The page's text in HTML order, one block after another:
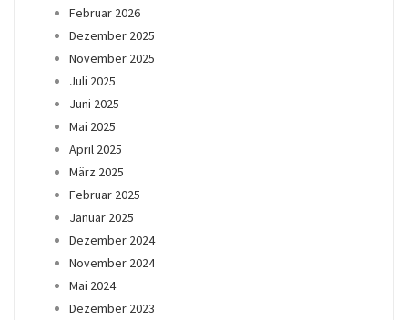
Februar 2026
Dezember 2025
November 2025
Juli 2025
Juni 2025
Mai 2025
April 2025
März 2025
Februar 2025
Januar 2025
Dezember 2024
November 2024
Mai 2024
Dezember 2023